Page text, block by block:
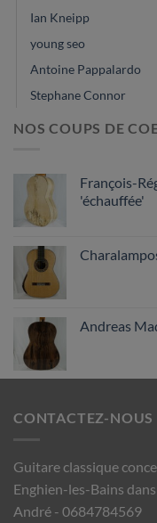
Ian Kneipp
young seo
Antoine Pappalardo
Stephane Connor
NOS COUPS DE
François-
'échauffée'
Andreas
CONTACTEZ-NOUS
Guitare classique
Enghien-les-Bains
André - 0684784569